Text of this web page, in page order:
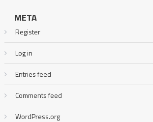
META
Register
Log in
Entries feed
Comments feed
WordPress.org